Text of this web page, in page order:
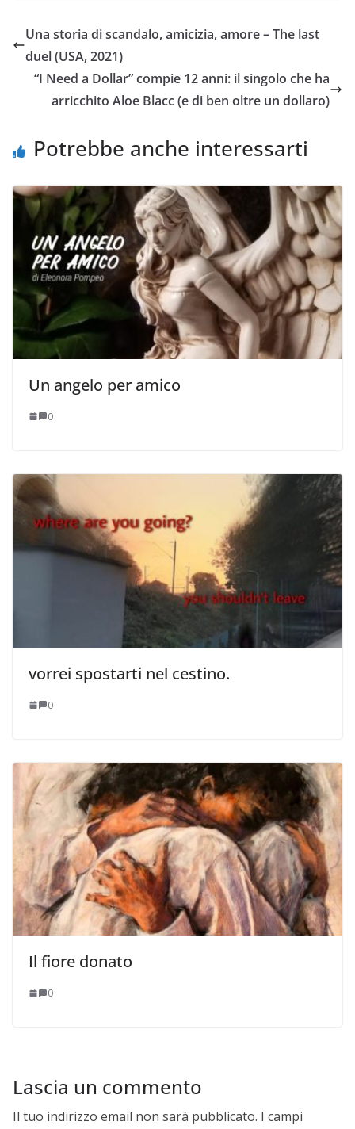
Una storia di scandalo, amicizia, amore – The last
duel (USA, 2021)
“I Need a Dollar” compie 12 anni: il singolo che ha
arricchito Aloe Blacc (e di ben oltre un dollaro)
Potrebbe anche interessarti
Un angelo per amico
0
vorrei spostarti nel cestino.
0
Il fiore donato
0
Lascia un commento
Il tuo indirizzo email non sarà pubblicato. I campi